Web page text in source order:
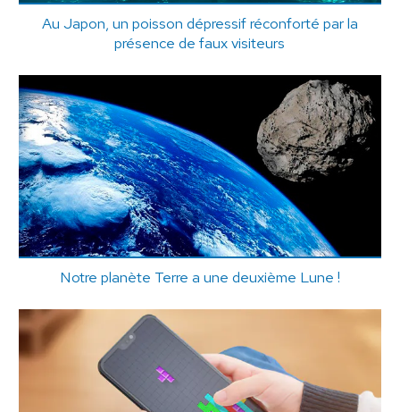
Au Japon, un poisson dépressif réconforté par la
présence de faux visiteurs
Notre planète Terre a une deuxième Lune !